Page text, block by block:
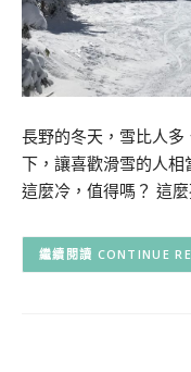
長野的冬天，雪比人
下，讓喜歡滑雪的人相
這麼冷，值得嗎？ 這
CONTINUE